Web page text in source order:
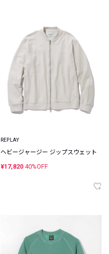
REPLAY
ヘビージャージー ジップスウェット
¥17,820 40%OFF